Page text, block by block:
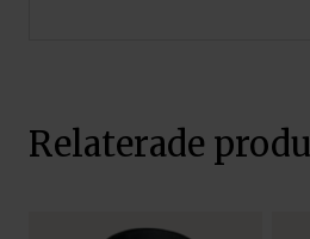
Relaterade